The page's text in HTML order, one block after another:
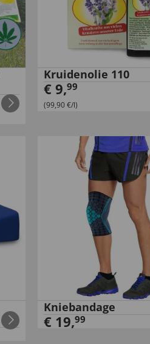
Kruidenolie 110
€ 9,99
(99,90 €/l)
Kniebandage
€ 19,99